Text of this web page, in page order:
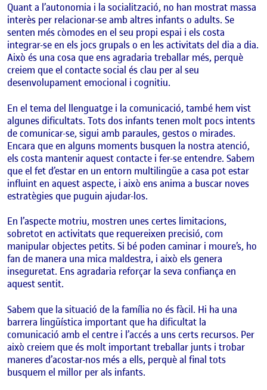
Quant a l’autonomia i la socialització, no han mostrat massa
interès per relacionar-se amb altres infants o adults. Se
senten més còmodes en el seu propi espai i els costa
integrar-se en els jocs grupals o en les activitats del dia a dia.
Això és una cosa que ens agradaria treballar més, perquè
creiem que el contacte social és clau per al seu
desenvolupament emocional i cognitiu.
En el tema del llenguatge i la comunicació, també hem vist
algunes dificultats. Tots dos infants tenen molt pocs intents
de comunicar-se, sigui amb paraules, gestos o mirades.
Encara que en alguns moments busquen la nostra atenció,
els costa mantenir aquest contacte i fer-se entendre. Sabem
que el fet d’estar en un entorn multilingüe a casa pot estar
influint en aquest aspecte, i això ens anima a buscar noves
estratègies que puguin ajudar-los.
En l’aspecte motriu, mostren unes certes limitacions,
sobretot en activitats que requereixen precisió, com
manipular objectes petits. Si bé poden caminar i moure’s, ho
fan de manera una mica maldestra, i això els genera
inseguretat. Ens agradaria reforçar la seva confiança en
aquest sentit.
Sabem que la situació de la família no és fàcil. Hi ha una
barrera lingüística important que ha dificultat la
comunicació amb el centre i l’accés a uns certs recursos. Per
això creiem que és molt important treballar junts i trobar
maneres d’acostar-nos més a ells, perquè al final tots
busquem el millor per als infants.